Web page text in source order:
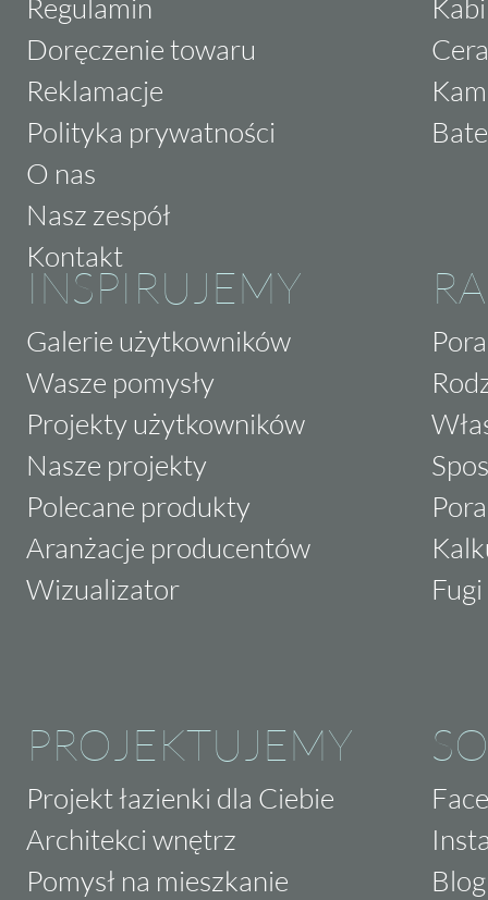
Regulamin
Doręczenie towaru
Reklamacje
Polityka prywatności
O nas
Nasz zespół
Kontakt
INSPIRUJEMY
Galerie użytkowników
Wasze pomysły
Projekty użytkowników
Nasze projekty
Polecane produkty
Aranżacje producentów
Wizualizator
PROJEKTUJEMY
Projekt łazienki dla Ciebie
Architekci wnętrz
Pomysł na mieszkanie
Blog